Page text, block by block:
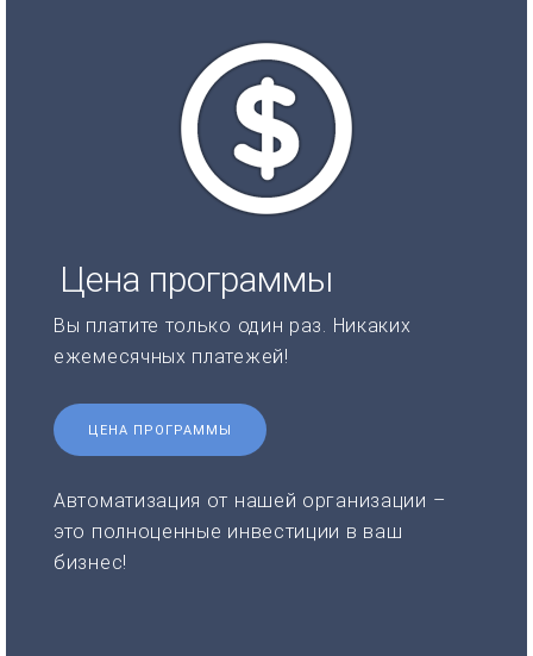
Цена программы
Вы платите только один раз. Никаких
ежемесячных платежей!
ЦЕНА ПРОГРАММЫ
Автоматизация от нашей организации –
это полноценные инвестиции в ваш
бизнес!